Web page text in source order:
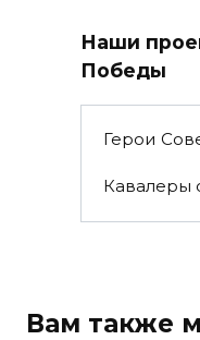
Наши
Победы
Герои
Кавалеры
Вам также